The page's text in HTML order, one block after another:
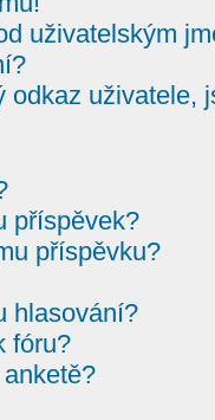
uživatelským
odkaz uživatele,
příspěvek?
příspěvku?
hlasování?
fóru?